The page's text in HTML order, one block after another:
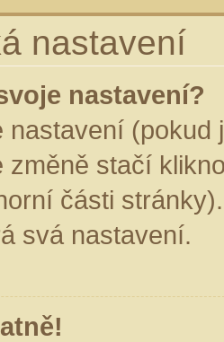
nastavení
nastavení?
nastavení (pokud
změně stačí
části
svá nastavení.